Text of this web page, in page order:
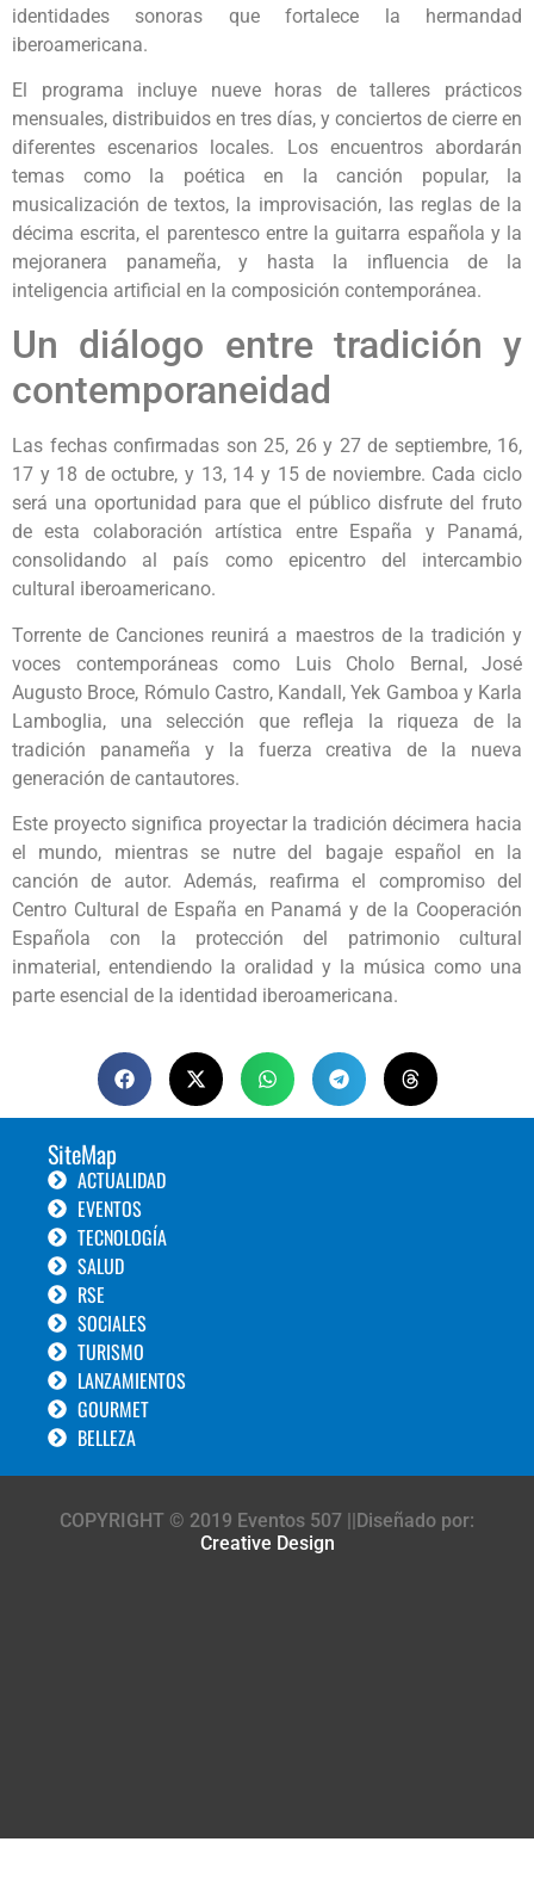
identidades sonoras que fortalece la hermandad
iberoamericana.
El programa incluye nueve horas de talleres prácticos
mensuales, distribuidos en tres días, y conciertos de cierre en
diferentes escenarios locales. Los encuentros abordarán
temas como la poética en la canción popular, la
musicalización de textos, la improvisación, las reglas de la
décima escrita, el parentesco entre la guitarra española y la
mejoranera panameña, y hasta la influencia de la
inteligencia artificial en la composición contemporánea.
Un diálogo entre tradición y
contemporaneidad
Las fechas confirmadas son 25, 26 y 27 de septiembre, 16,
17 y 18 de octubre, y 13, 14 y 15 de noviembre. Cada ciclo
será una oportunidad para que el público disfrute del fruto
de esta colaboración artística entre España y Panamá,
consolidando al país como epicentro del intercambio
cultural iberoamericano.
Torrente de Canciones reunirá a maestros de la tradición y
voces contemporáneas como Luis Cholo Bernal, José
Augusto Broce, Rómulo Castro, Kandall, Yek Gamboa y Karla
Lamboglia, una selección que refleja la riqueza de la
tradición panameña y la fuerza creativa de la nueva
generación de cantautores.
Este proyecto significa proyectar la tradición décimera hacia
el mundo, mientras se nutre del bagaje español en la
canción de autor. Además, reafirma el compromiso del
Centro Cultural de España en Panamá y de la Cooperación
Española con la protección del patrimonio cultural
inmaterial, entendiendo la oralidad y la música como una
parte esencial de la identidad iberoamericana.
SiteMap
ACTUALIDAD
EVENTOS
TECNOLOGÍA
SALUD
RSE
SOCIALES
TURISMO
LANZAMIENTOS
GOURMET
BELLEZA
COPYRIGHT © 2019 Eventos 507 ||Diseñado por:
Creative Design